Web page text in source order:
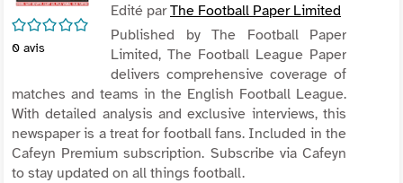
/5
0 avis
Edité parThe Football Paper Limited
Published by The Football Paper
Limited, The Football League Paper
delivers comprehensive coverage of
matches and teams in the English Football League.
With detailed analysis and exclusive interviews, this
newspaper is a treat for football fans. Included in the
Cafeyn Premium subscription. Subscribe via Cafeyn
to stay updated on all things football.